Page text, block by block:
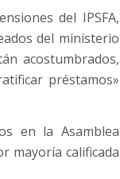
del IPSFA,
del ministerio
acostumbrados,
préstamos»
en la Asamblea
mayoría calificada